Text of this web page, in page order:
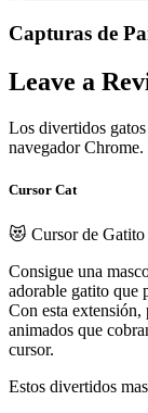
Capturas de
Leave a
Los divertidos
navegador Chrome.
Cursor Cat
😻 Cursor de Gatito
Consigue una
adorable gatito que
Con esta
animados que
cursor.
Estos divertidos